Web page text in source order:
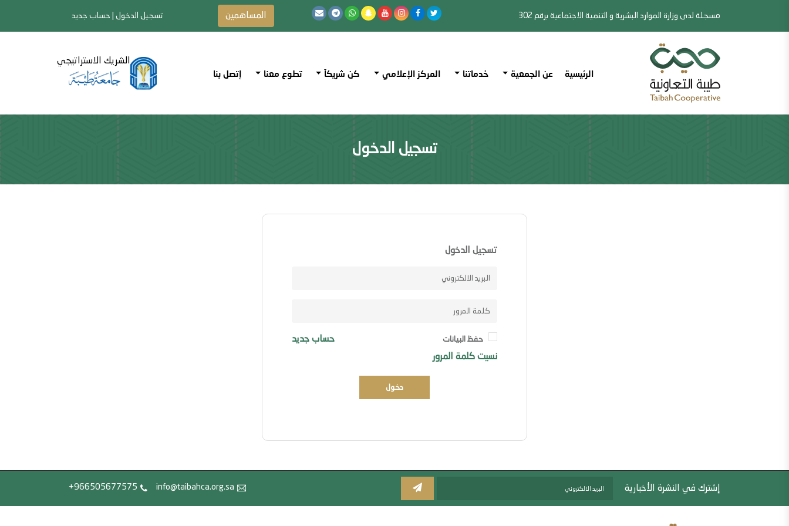
مسجلة لدى وزارة الموارد البشرية و التنمية الاجتماعية برقم 302 المساهمين تسجيل الدخول حساب جديد
الرئيسية عن الجمعية خدماتنا المركز الإعلامي كن شريكاَ تطوع معنا إتصل بنا
الشريك الاستراتيجي
تسجيل الدخول
تسجيل الدخول
حفظ البيانات
حساب جديد
نسيت كلمة المرور
دخول
إشترك في النشرة الأخبارية info@taibahca.org.sa
966505677575+